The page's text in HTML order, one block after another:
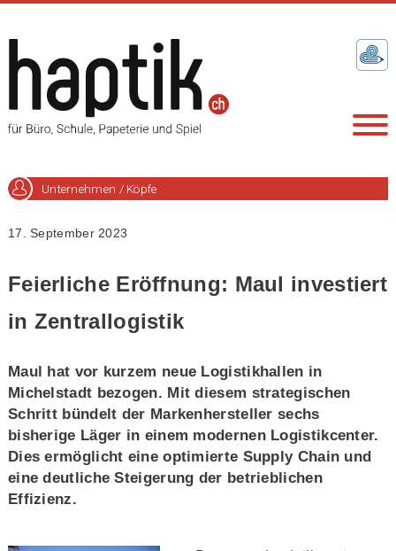
Unternehmen / Köpfe
17. September 2023
Feierliche Eröffnung: Maul investiert
in Zentrallogistik
Maul hat vor kurzem neue Logistikhallen in
Michelstadt bezogen. Mit diesem strategischen
Schritt bündelt der Markenhersteller sechs
bisherige Läger in einem modernen Logistikcenter.
Dies ermöglicht eine optimierte Supply Chain und
eine deutliche Steigerung der betrieblichen
Effizienz.